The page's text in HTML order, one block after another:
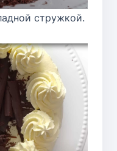
стружкой.